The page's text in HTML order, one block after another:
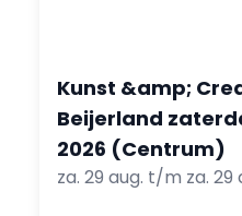
Kunst &amp;
Beijerland
2026 (Centrum)
za. 29 aug. t/m za. 29